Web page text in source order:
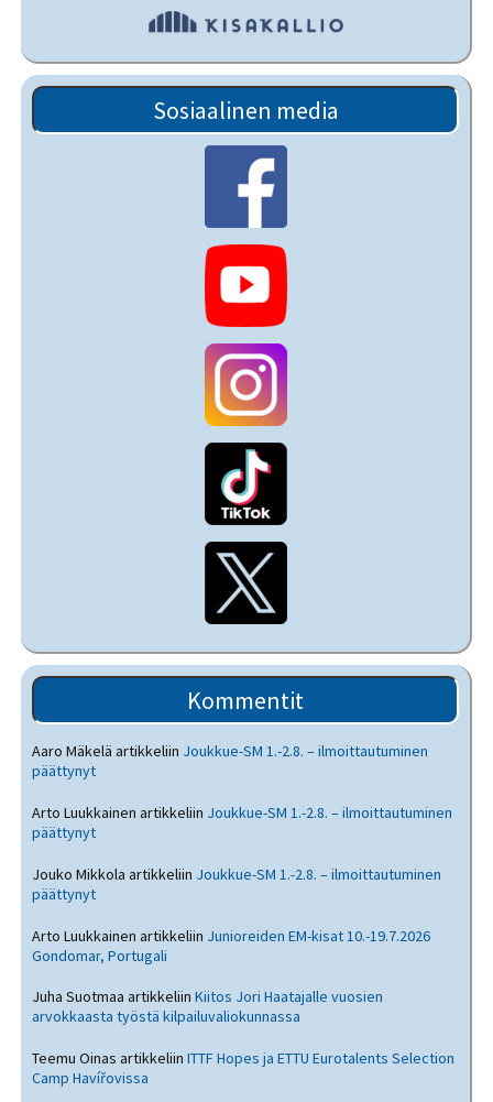
Sosiaalinen media
Kommentit
Aaro Mäkelä artikkeliin Joukkue-SM 1.-2.8. – ilmoittautuminen
päättynyt
Arto Luukkainen artikkeliin Joukkue-SM 1.-2.8. – ilmoittautuminen
päättynyt
Jouko Mikkola artikkeliin Joukkue-SM 1.-2.8. – ilmoittautuminen
päättynyt
Arto Luukkainen artikkeliin Junioreiden EM-kisat 10.-19.7.2026
Gondomar, Portugali
Juha Suotmaa artikkeliinKiitos Jori Haatajalle vuosien
arvokkaasta työstä kilpailuvaliokunnassa
Teemu Oinas artikkeliinITTF Hopes ja ETTU Eurotalents Selection
Camp Havířovissa